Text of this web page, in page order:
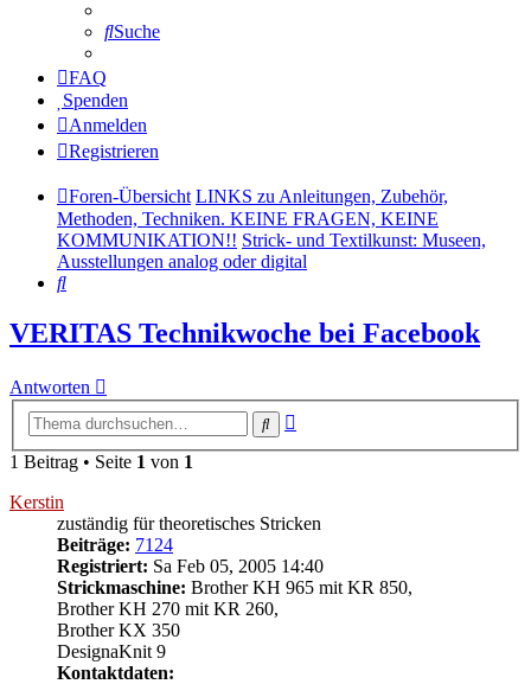
Suche
FAQ
Spenden
Anmelden
Registrieren
Foren-Übersicht LINKS zu Anleitungen, Zubehör,
Methoden, Techniken. KEINE FRAGEN, KEINE
KOMMUNIKATION!! Strick- und Textilkunst: Museen,
Ausstellungen analog oder digital
Suche
VERITAS Technikwoche bei Facebook
Antworten
Suche
1 Beitrag • Seite 1 von 1
Kerstin
zuständig für theoretisches Stricken
Beiträge: 7124
Registriert: Sa Feb 05, 2005 14:40
Strickmaschine: Brother KH 965 mit KR 850,
Brother KH 270 mit KR 260,
Brother KX 350
DesignaKnit 9
Kontaktdaten: